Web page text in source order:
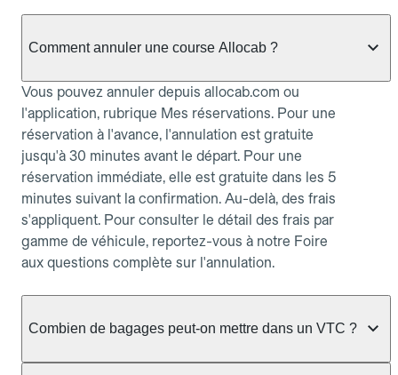
Comment annuler une course Allocab ?
Vous pouvez annuler depuis allocab.com ou
l'application, rubrique Mes réservations. Pour une
réservation à l'avance, l'annulation est gratuite
jusqu'à 30 minutes avant le départ. Pour une
réservation immédiate, elle est gratuite dans les 5
minutes suivant la confirmation. Au-delà, des frais
s'appliquent. Pour consulter le détail des frais par
gamme de véhicule, reportez-vous à notre Foire
aux questions complète sur l'annulation.
Combien de bagages peut-on mettre dans un VTC ?